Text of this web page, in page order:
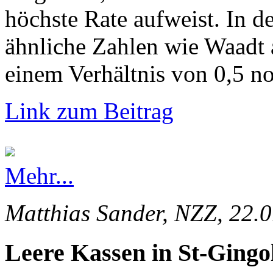
höchste Rate aufweist. In
ähnliche Zahlen wie
einem Verhältnis von 0,5
Link zum Beitrag
Mehr...
Matthias Sander, NZZ,
Leere Kassen in St-